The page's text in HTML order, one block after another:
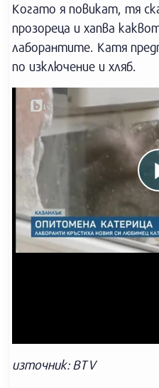
Когато я повикат, тя
прозореца и хапва
лаборантите. Катя
по изключение и хляб.
източник: BTV